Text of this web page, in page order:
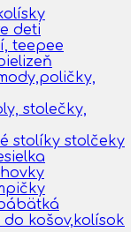
deti
teepee
stolečky,
stolíky stolčeky
košov,kolísok